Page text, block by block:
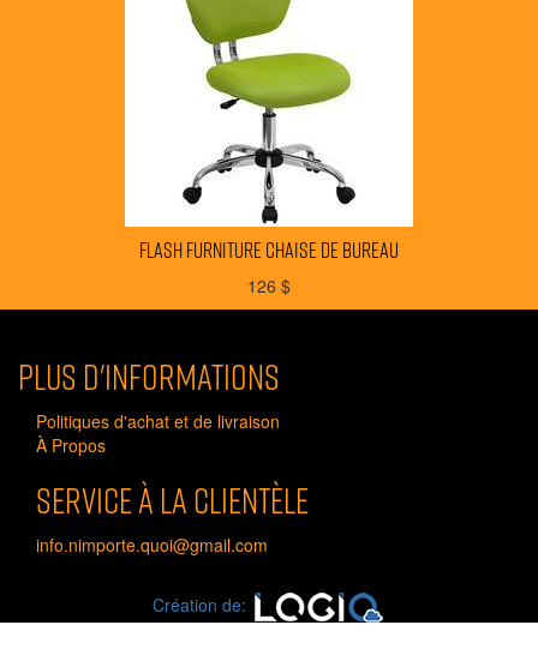
FLASH FURNITURE chaise de bureau
126 $
Plus d'informations
Politiques d'achat et de livraison
À Propos
Service à la clientèle
info.nimporte.quoi@gmail.com
Création de: